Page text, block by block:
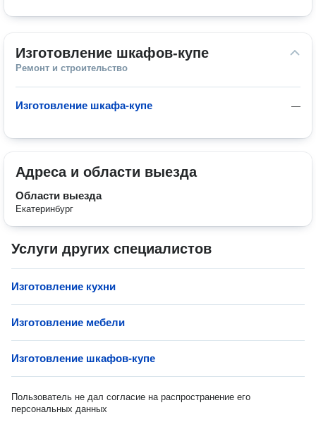
Изготовление шкафов-купе
Ремонт и строительство
—
Изготовление шкафа-купе
Адреса и области выезда
Области выезда
Екатеринбург
Услуги других специалистов
Изготовление кухни
Изготовление мебели
Изготовление шкафов-купе
Пользователь не дал согласие на распространение его
персональных данных